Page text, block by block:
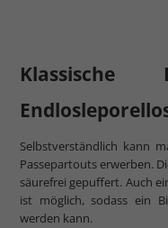
Klassische
Selbstverständlich kann
Passepartouts erwerben.
säurefrei gepuffert. Auch
ist möglich, sodass ein
werden kann.